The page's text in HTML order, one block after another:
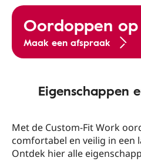
Oordoppen
Maak een afspraak
Eigenschappen
Met de Custom-Fit Work
comfortabel en veilig in een
Ontdek hier alle